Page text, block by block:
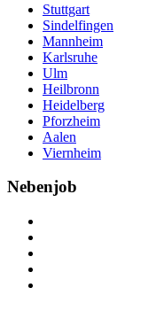
Stuttgart
Sindelfingen
Mannheim
Karlsruhe
Ulm
Heilbronn
Heidelberg
Pforzheim
Aalen
Viernheim
Nebenjob